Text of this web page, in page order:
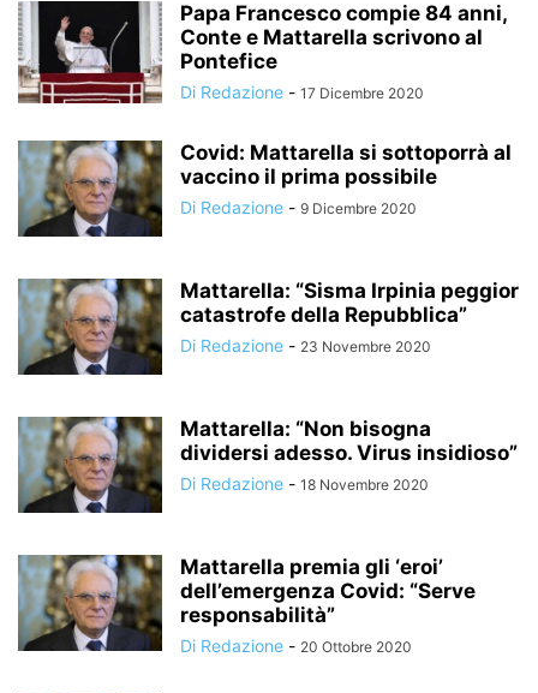
Papa Francesco compie 84 anni,
Conte e Mattarella scrivono al
Pontefice
Di Redazione - 17 Dicembre 2020
Covid: Mattarella si sottoporrà al
vaccino il prima possibile
Di Redazione - 9 Dicembre 2020
Mattarella: “Sisma Irpinia peggior
catastrofe della Repubblica”
Di Redazione - 23 Novembre 2020
Mattarella: “Non bisogna
dividersi adesso. Virus insidioso”
Di Redazione - 18 Novembre 2020
Mattarella premia gli ‘eroi’
dell’emergenza Covid: “Serve
responsabilità”
Di Redazione - 20 Ottobre 2020